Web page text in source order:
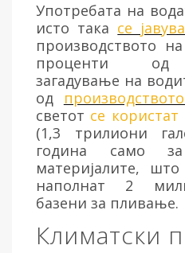
Употребата на
исто така се
производството
проценти од
загадување на
од
светот се користат
(1,3 трилиони
година само
материјалите,
наполнат 2
базени за пливање.
Климатски